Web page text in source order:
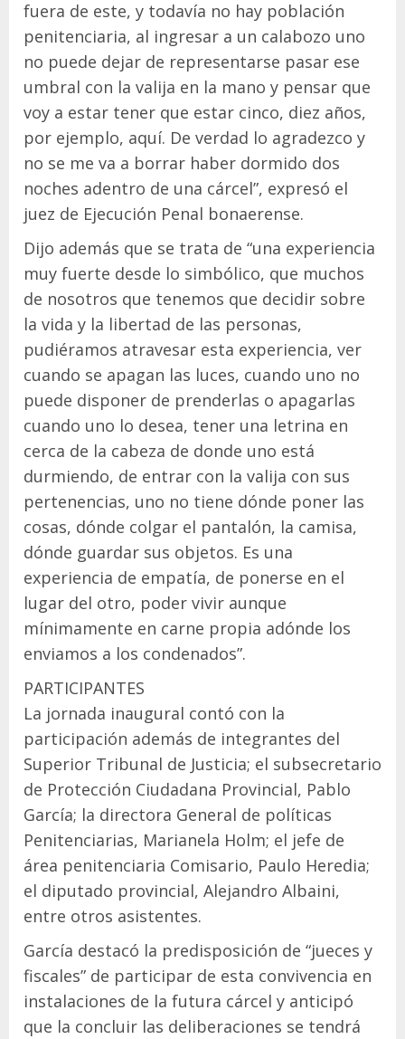
fuera de este, y todavía no hay población
penitenciaria, al ingresar a un calabozo uno
no puede dejar de representarse pasar ese
umbral con la valija en la mano y pensar que
voy a estar tener que estar cinco, diez años,
por ejemplo, aquí. De verdad lo agradezco y
no se me va a borrar haber dormido dos
noches adentro de una cárcel”, expresó el
juez de Ejecución Penal bonaerense.
Dijo además que se trata de “una experiencia
muy fuerte desde lo simbólico, que muchos
de nosotros que tenemos que decidir sobre
la vida y la libertad de las personas,
pudiéramos atravesar esta experiencia, ver
cuando se apagan las luces, cuando uno no
puede disponer de prenderlas o apagarlas
cuando uno lo desea, tener una letrina en
cerca de la cabeza de donde uno está
durmiendo, de entrar con la valija con sus
pertenencias, uno no tiene dónde poner las
cosas, dónde colgar el pantalón, la camisa,
dónde guardar sus objetos. Es una
experiencia de empatía, de ponerse en el
lugar del otro, poder vivir aunque
mínimamente en carne propia adónde los
enviamos a los condenados”.
PARTICIPANTES
La jornada inaugural contó con la
participación además de integrantes del
Superior Tribunal de Justicia; el subsecretario
de Protección Ciudadana Provincial, Pablo
García; la directora General de políticas
Penitenciarias, Marianela Holm; el jefe de
área penitenciaria Comisario, Paulo Heredia;
el diputado provincial, Alejandro Albaini,
entre otros asistentes.
García destacó la predisposición de “jueces y
fiscales” de participar de esta convivencia en
instalaciones de la futura cárcel y anticipó
que la concluir las deliberaciones se tendrá